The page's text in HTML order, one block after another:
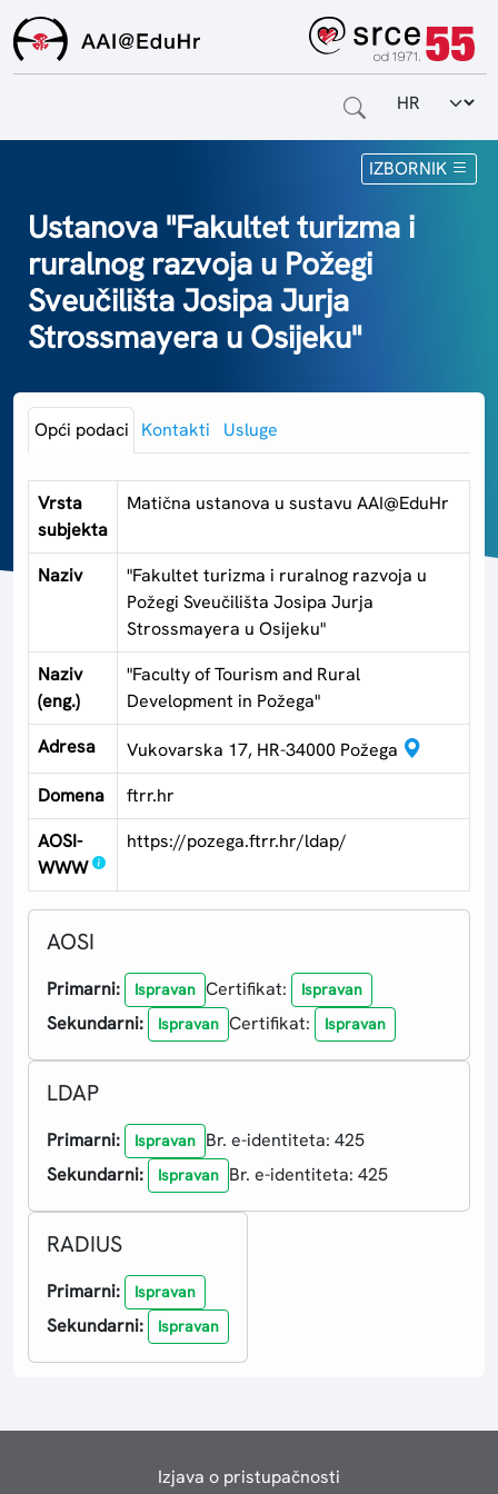
Odabir
IZBORNIK
Za krajnje korisnike
Za davatelje usluga
Za matične ustanove
Kontakt
Ustanova "Fakultet turizma i
ruralnog razvoja u Požegi
Sveučilišta Josipa Jurja
Strossmayera u Osijeku"
Opći podaci Kontakti Usluge
Vrsta
subjekta
Matična ustanova u sustavu AAI@EduHr
Naziv
"Fakultet turizma i ruralnog razvoja u
Požegi Sveučilišta Josipa Jurja
Strossmayera u Osijeku"
Naziv
(eng.)
"Faculty of Tourism and Rural
Development in Požega"
Adresa
Vukovarska 17, HR-34000 Požega
Domena
ftrr.hr
AOSI-
WWW
https://pozega.ftrr.hr/ldap/
AOSI
Primarni: Ispravan Certifikat: Ispravan
Sekundarni: Ispravan Certifikat: Ispravan
LDAP
Primarni: Ispravan Br. e-identiteta: 425
Sekundarni:
Ispravan Br. e-identiteta: 425
RADIUS
Primarni: Ispravan
Sekundarni: Ispravan
Izjava o pristupačnosti